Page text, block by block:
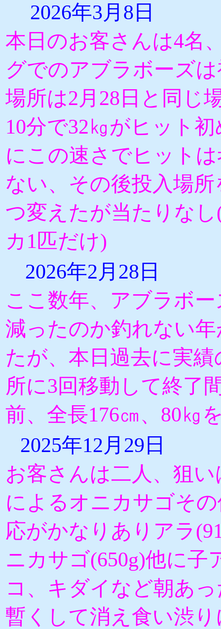
2026年3月8日
本日のお客さんは4名
グでのアブラボーズ
場所は2月28日と同じ
10分で32㎏がヒット
にこの速さでヒット
ない、その後投入場
つ変えたが当たりな
カ1匹だけ)
2026年2月28日
ここ数年、アブラボ
減ったのか釣れない
たが、本日過去に実
所に3回移動して終了
前、全長176㎝、80㎏
2025年12月29日
お客さんは二人、狙
によるオニカサゴそ
応がかなりありアラ
ニカサゴ(650g)他に子
コ、キダイなど朝あ
暫くして消え食い渋